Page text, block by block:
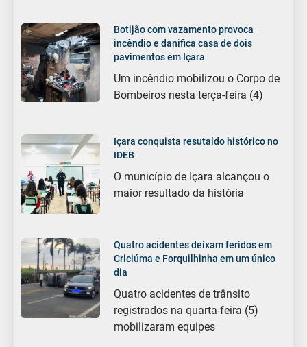
Botijão com vazamento provoca
incêndio e danifica casa de dois
pavimentos em Içara
Um incêndio mobilizou o Corpo de
Bombeiros nesta terça-feira (4)
Içara conquista resutaldo histórico no
IDEB
O município de Içara alcançou o
maior resultado da história
Quatro acidentes deixam feridos em
Criciúma e Forquilhinha em um único
dia
Quatro acidentes de trânsito
registrados na quarta-feira (5)
mobilizaram equipes